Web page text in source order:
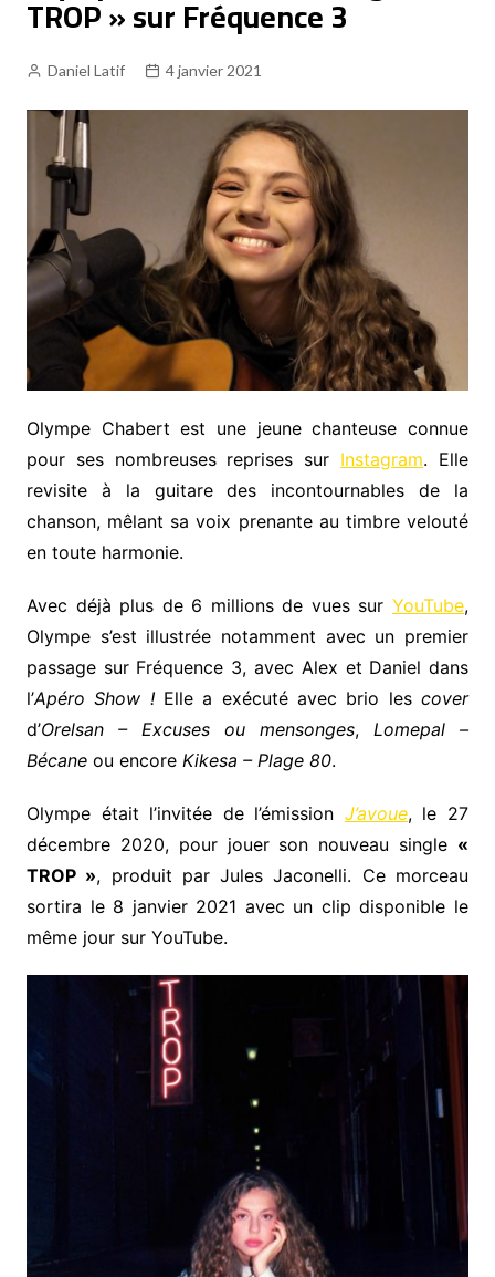
Fréquence 3 World
Tous les podcasts et replays
TROP » sur Fréquence 3
Daniel Latif 4 janvier 2021
Olympe Chabert est une jeune chanteuse connue
pour ses nombreuses reprises sur Instagram. Elle
revisite à la guitare des incontournables de la
chanson, mêlant sa voix prenante au timbre velouté
en toute harmonie.
Avec déjà plus de 6 millions de vues surYouTube,
Olympe s’est illustrée notamment avec un premier
passage sur Fréquence 3, avec Alex et Daniel dans
l’Apéro Show ! Elle a exécuté avec brio lescover
d’Orelsan – Excuses ou mensonges,Lomepal –
Bécaneou encore Kikesa – Plage 80.
Olympe était l’invitée de l’émission J’avoue, le 27
décembre 2020, pour jouer son nouveau single «
TROP », produit par Jules Jaconelli. Ce morceau
sortira le 8 janvier 2021 avec un clip disponible le
même jour sur YouTube.